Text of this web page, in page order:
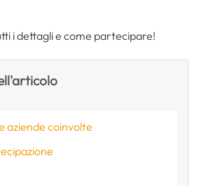
i dettagli e come partecipare!
aziende coinvolte